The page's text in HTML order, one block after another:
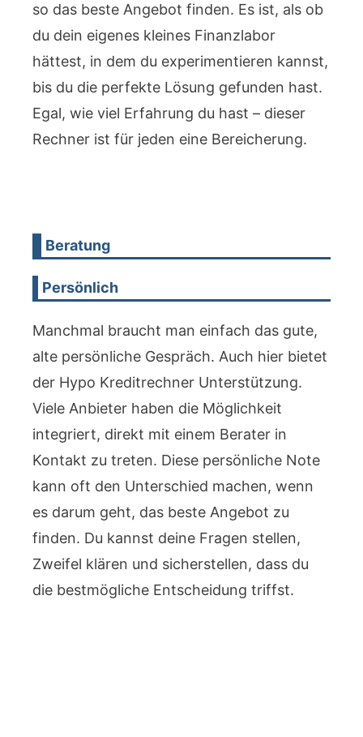
so das beste Angebot finden. Es ist, als ob
du dein eigenes kleines Finanzlabor
hättest, in dem du experimentieren kannst,
bis du die perfekte Lösung gefunden hast.
Egal, wie viel Erfahrung du hast – dieser
Rechner ist für jeden eine Bereicherung.
Beratung
Persönlich
Manchmal braucht man einfach das gute,
alte persönliche Gespräch. Auch hier bietet
der Hypo Kreditrechner Unterstützung.
Viele Anbieter haben die Möglichkeit
integriert, direkt mit einem Berater in
Kontakt zu treten. Diese persönliche Note
kann oft den Unterschied machen, wenn
es darum geht, das beste Angebot zu
finden. Du kannst deine Fragen stellen,
Zweifel klären und sicherstellen, dass du
die bestmögliche Entscheidung triffst.